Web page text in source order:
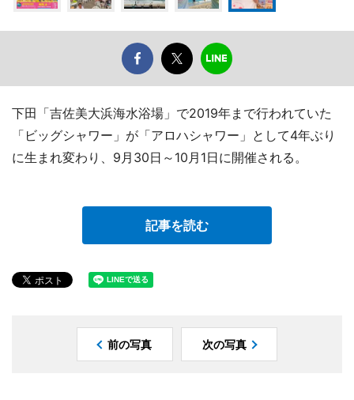
下田「吉佐美大浜海水浴場」で2019年まで行われていた
「ビッグシャワー」が「アロハシャワー」として4年ぶり
に生まれ変わり、9月30日～10月1日に開催される。
記事を読む
前の写真 次の写真